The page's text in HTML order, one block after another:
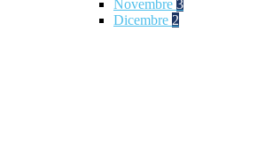
Novembre 3
Dicembre 2